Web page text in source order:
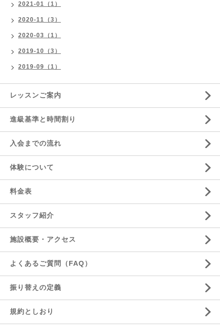
2021-01（1）
2020-11（3）
2020-03（1）
2019-10（3）
2019-09（1）
レッスンご案内
進級基準と時間割り
入会までの流れ
体験について
料金表
スタッフ紹介
施設概要・アクセス
よくあるご質問（FAQ）
振り替えの定義
規約としおり